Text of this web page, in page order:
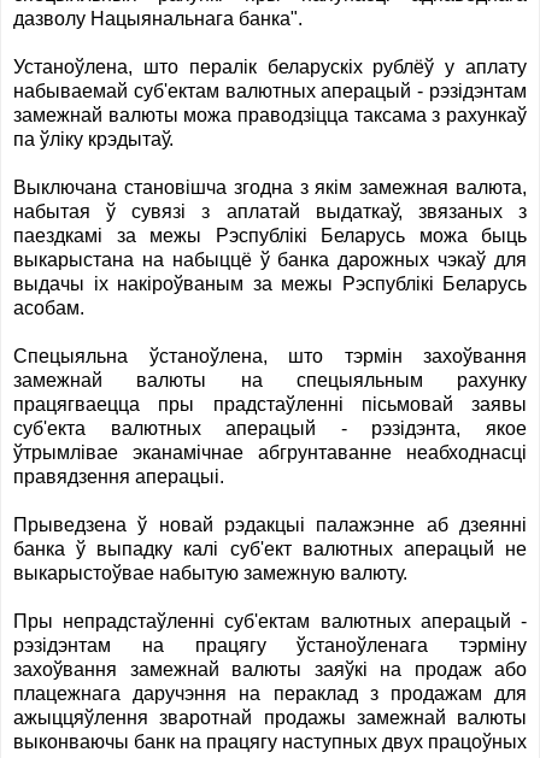
дазволу Нацыянальнага банка".
Устаноўлена, што пералік беларускіх рублёў у аплату
набываемай суб'ектам валютных аперацый - рэзідэнтам
замежнай валюты можа праводзіцца таксама з рахункаў
па ўліку крэдытаў.
Выключана становішча згодна з якім замежная валюта,
набытая ў сувязі з аплатай выдаткаў, звязаных з
паездкамі за межы Рэспублікі Беларусь можа быць
выкарыстана на набыццё ў банка дарожных чэкаў для
выдачы іх накіроўваным за межы Рэспублікі Беларусь
асобам.
Спецыяльна ўстаноўлена, што тэрмін захоўвання
замежнай валюты на спецыяльным рахунку
працягваецца пры прадстаўленні пісьмовай заявы
суб'екта валютных аперацый - рэзідэнта, якое
ўтрымлівае эканамічнае абгрунтаванне неабходнасці
правядзення аперацыі.
Прыведзена ў новай рэдакцыі палажэнне аб дзеянні
банка ў выпадку калі суб'ект валютных аперацый не
выкарыстоўвае набытую замежную валюту.
Пры непрадстаўленні суб'ектам валютных аперацый -
рэзідэнтам на працягу ўстаноўленага тэрміну
захоўвання замежнай валюты заяўкі на продаж або
плацежнага даручэння на пераклад з продажам для
ажыццяўлення зваротнай продажы замежнай валюты
выконваючы банк на працягу наступных двух працоўных